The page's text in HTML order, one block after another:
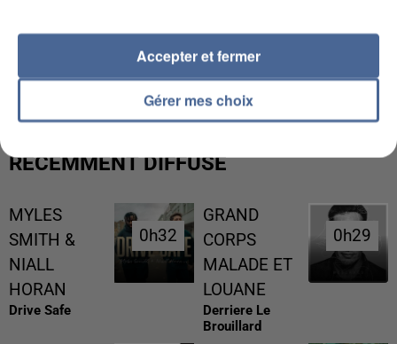
UNE TOURISTE DE L’OISE EMPORTÉE PAR UNE
COULÉE DE BOUE EN HAUTE-SAVOIE
RÉCEMMENT DIFFUSÉ
MYLES
SMITH &
NIALL
HORAN
Drive Safe
0h32
0h32
GRAND
CORPS
MALADE ET
LOUANE
Derriere Le
Brouillard
0h29
0h29
Gérer mes choix
Accepter et fermer